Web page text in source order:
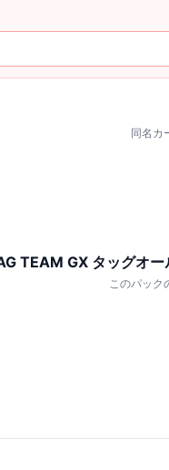
同名カ
TEAM GX タッグオー
このパック